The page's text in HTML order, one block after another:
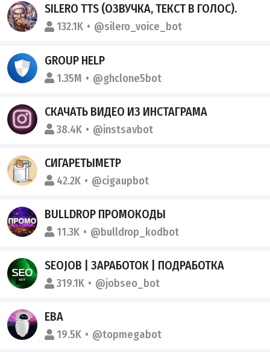
SILERO TTS (ОЗВУЧКА, ТЕКСТ В ГОЛОС).
132.1K @silero_voice_bot
GROUP HELP
1.35M @ghclone5bot
СКАЧАТЬ ВИДЕО ИЗ ИНСТАГРАМА
38.4K @instsavbot
СИГАРЕТЫМЕТР
42.2K @cigaupbot
BULLDROP ПРОМОКОДЫ
11.3K @bulldrop_kodbot
SEOJOB | ЗАРАБОТОК | ПОДРАБОТКА
319.1K @jobseo_bot
ЕВА
19.5K @topmegabot